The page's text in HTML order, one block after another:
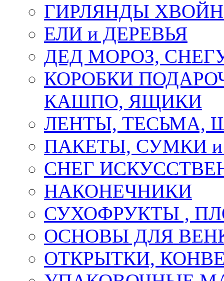
ГИРЛЯНДЫ
ЕЛИ и ДЕРЕВЬЯ
ДЕД МОРОЗ,
КОРОБКИ
КАШПО, ЯЩИКИ
ЛЕНТЫ, ТЕСЬМА,
ПАКЕТЫ, СУМКИ
СНЕГ
НАКОНЕЧНИКИ
СУХОФРУКТЫ ,
ОСНОВЫ ДЛЯ
ОТКРЫТКИ,